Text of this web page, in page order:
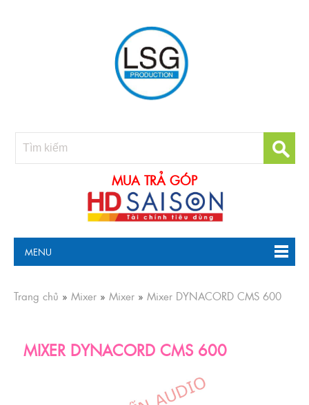
MUA TRẢ GÓP
MENU
Trang chủ » Mixer » Mixer » Mixer DYNACORD CMS 600
MIXER DYNACORD CMS 600